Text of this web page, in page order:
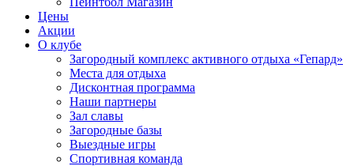
Цены
Акции
О клубе
Загородный комплекс активного отдыха «Гепард»
Места для отдыха
Дисконтная программа
Наши партнеры
Зал славы
Загородные базы
Выездные игры
Спортивная команда